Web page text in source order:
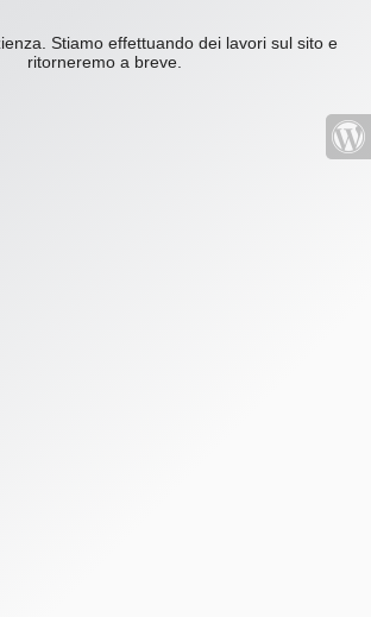
Stiamo effettuando dei lavori sul sito e
ritorneremo a breve.